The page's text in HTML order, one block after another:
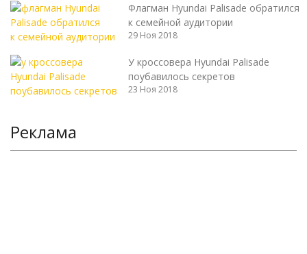
Флагман Hyundai Palisade обратился
к семейной аудитории
29 Ноя 2018
У кроссовера Hyundai Palisade
поубавилось секретов
23 Ноя 2018
Реклама